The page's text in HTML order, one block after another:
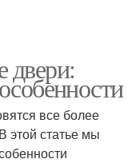
двери:
все более
этой статье мы